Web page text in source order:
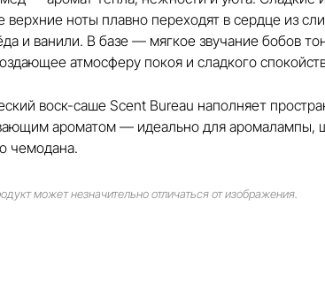
верхние ноты плавно переходят в сердце из
и ванили. В базе — мягкое звучание бобов
атмосферу покоя и сладкого
воск-саше Scent Bureau наполняет
ароматом — идеально для аромалампы,
чемодана.
может незначительно отличаться от изображения.